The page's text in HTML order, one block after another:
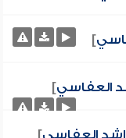
]
العفاسي]
العفاسي]